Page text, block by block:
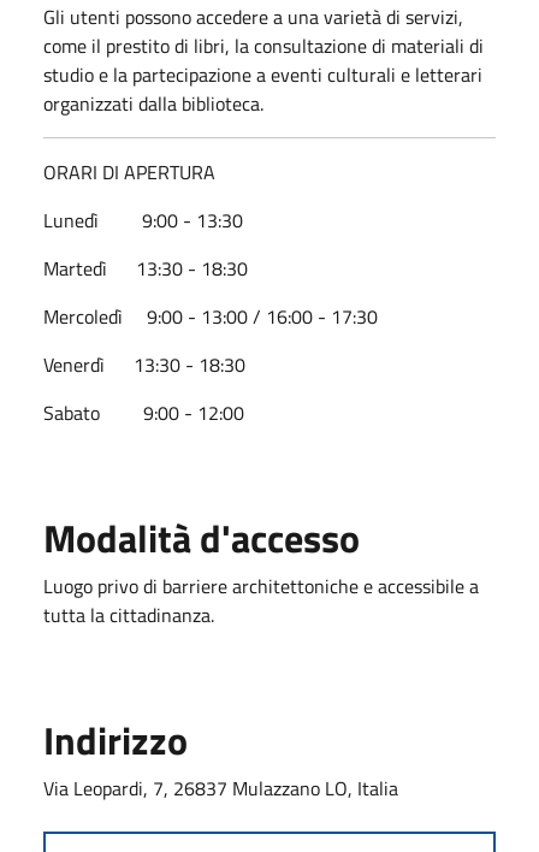
Gli utenti possono accedere a una varietà di servizi,
come il prestito di libri, la consultazione di materiali di
studio e la partecipazione a eventi culturali e letterari
organizzati dalla biblioteca.
ORARI DI APERTURA
Lunedì 9:00 - 13:30
Martedì 13:30 - 18:30
Mercoledì 9:00 - 13:00 / 16:00 - 17:30
Venerdì 13:30 - 18:30
Sabato 9:00 - 12:00
Modalità d'accesso
Luogo privo di barriere architettoniche e accessibile a
tutta la cittadinanza.
Indirizzo
Via Leopardi, 7, 26837 Mulazzano LO, Italia